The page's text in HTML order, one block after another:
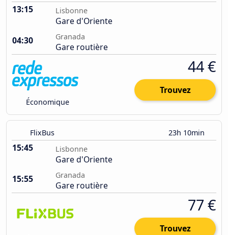
13:15 Lisbonne
Gare d'Oriente
04:30
Granada
Gare routière
Économique
44 €
Trouvez
FlixBus 23h 10min
15:45 Lisbonne
Gare d'Oriente
15:55
Granada
Gare routière
77 €
Trouvez